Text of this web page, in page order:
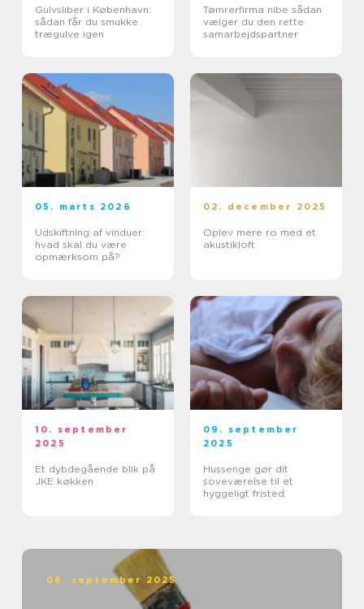
Gulvsliber i København:
sådan får du smukke
trægulve igen
Tømrerfirma nibe sådan
vælger du den rette
samarbejdspartner
05. marts 2026
Udskiftning af vinduer:
hvad skal du være
opmærksom på?
02. december 2025
Oplev mere ro med et
akustikloft
10. september
2025
Et dybdegående blik på
JKE køkken
09. september
2025
Hussenge gør dit
soveværelse til et
hyggeligt fristed
06. september 2025